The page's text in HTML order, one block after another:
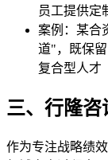
员工提供定
案例：某合
道"，既保
复合型人才
三、行隆咨
作为专注战略绩